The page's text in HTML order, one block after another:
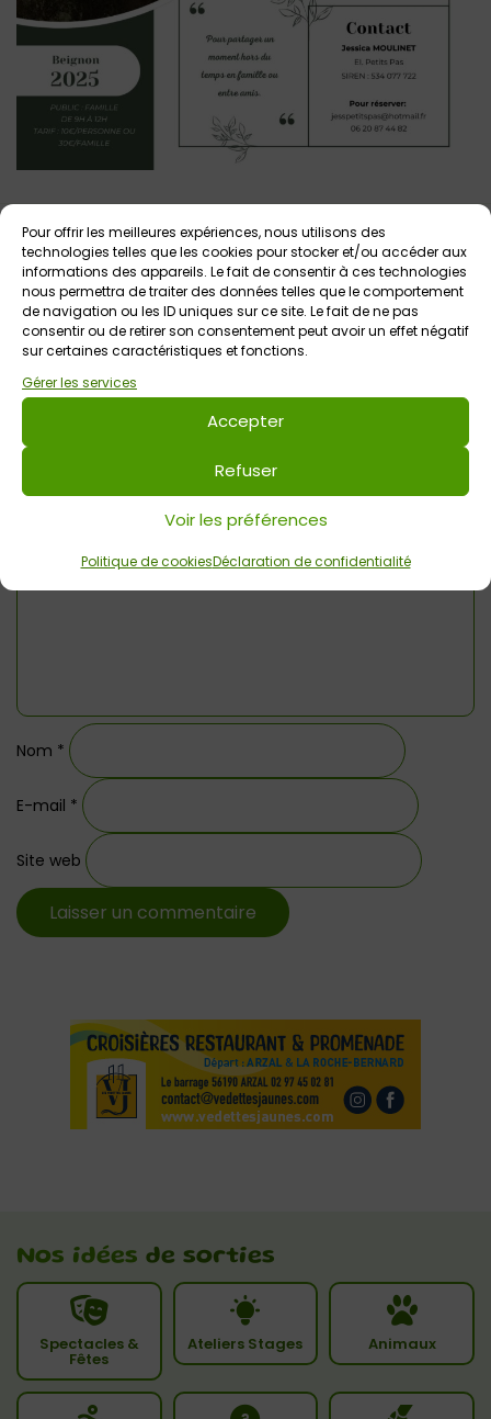
Pour offrir les meilleures expériences, nous utilisons des
technologies telles que les cookies pour stocker et/ou accéder aux
informations des appareils. Le fait de consentir à ces technologies
nous permettra de traiter des données telles que le comportement
de navigation ou les ID uniques sur ce site. Le fait de ne pas
consentir ou de retirer son consentement peut avoir un effet négatif
sur certaines caractéristiques et fonctions.
Gérer les services
Accepter
Refuser
Voir les préférences
Politique de cookiesDéclaration de confidentialité
Votre avis sur
Petit précis de korriganologie
Commentaire*
Nom *
E-mail *
Site web
Nos idées de sorties
Spectacles &
Fêtes
Ateliers Stages Animaux